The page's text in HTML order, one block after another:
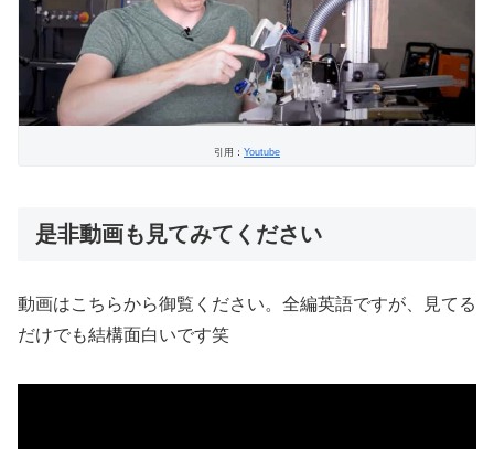
引用： Youtube
是非動画も見てみてください
動画はこちらから御覧ください。全編英語ですが、見てる
だけでも結構面白いです笑